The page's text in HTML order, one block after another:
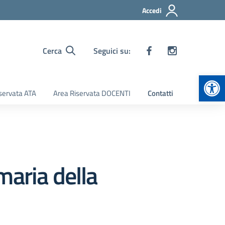
Accedi
Cerca Seguici su:
ATA Area Riservata DOCENTI Contatti
della